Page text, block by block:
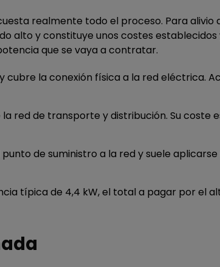
realmente todo el proceso. Para alivio
alto y constituye unos costes establecidos
que se vaya a contratar.
la conexión física a la red eléctrica.
red de transporte y distribución. Su coste
de suministro a la red y suele
típica de 4,4 kW, el total a pagar por el